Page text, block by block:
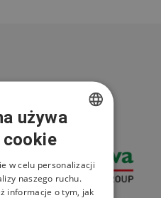
ENGLISH
POLISH
używa
w celu personalizacji
naszego ruchu.
informacje o tym, jak